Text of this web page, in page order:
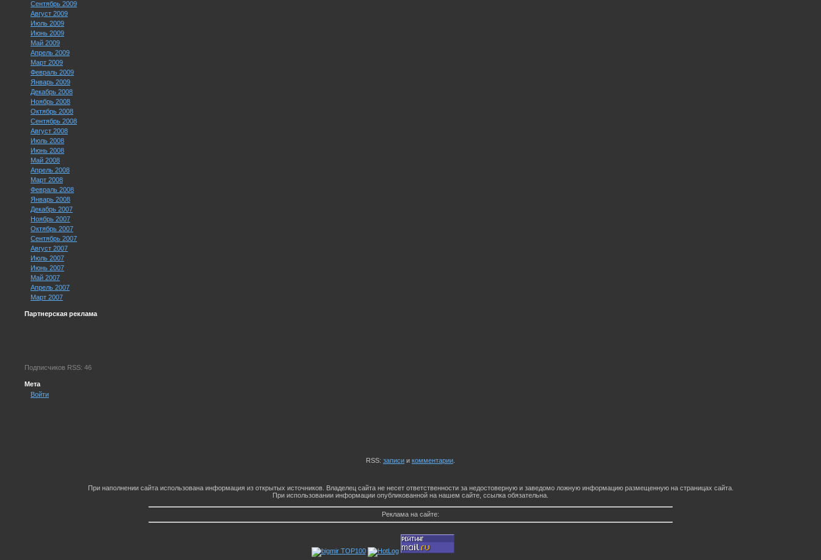
Сентябрь 2009
Август 2009
Июль 2009
Июнь 2009
Май 2009
Апрель 2009
Март 2009
Февраль 2009
Январь 2009
Декабрь 2008
Ноябрь 2008
Октябрь 2008
Сентябрь 2008
Август 2008
Июль 2008
Июнь 2008
Май 2008
Апрель 2008
Март 2008
Февраль 2008
Январь 2008
Декабрь 2007
Ноябрь 2007
Октябрь 2007
Сентябрь 2007
Август 2007
Июль 2007
Июнь 2007
Май 2007
Апрель 2007
Март 2007
Партнерская реклама
Подписчиков RSS: 46
Мета
Войти
RSS: записи и комментарии
При наполнении сайта использована информация из открытых источников. Владелец сайта не несет ответственности за недостоверную и заведомо ложную информацию размещенную на страницах сайта.
При использовании информации опубликованной на нашем сайте, ссылка обязательна.
Реклама на сайте: